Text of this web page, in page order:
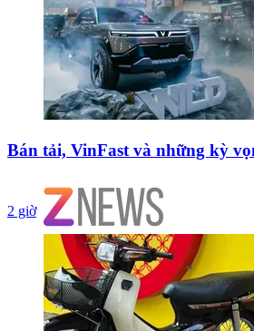
Bán tải, VinFast và những kỳ
2 giờ